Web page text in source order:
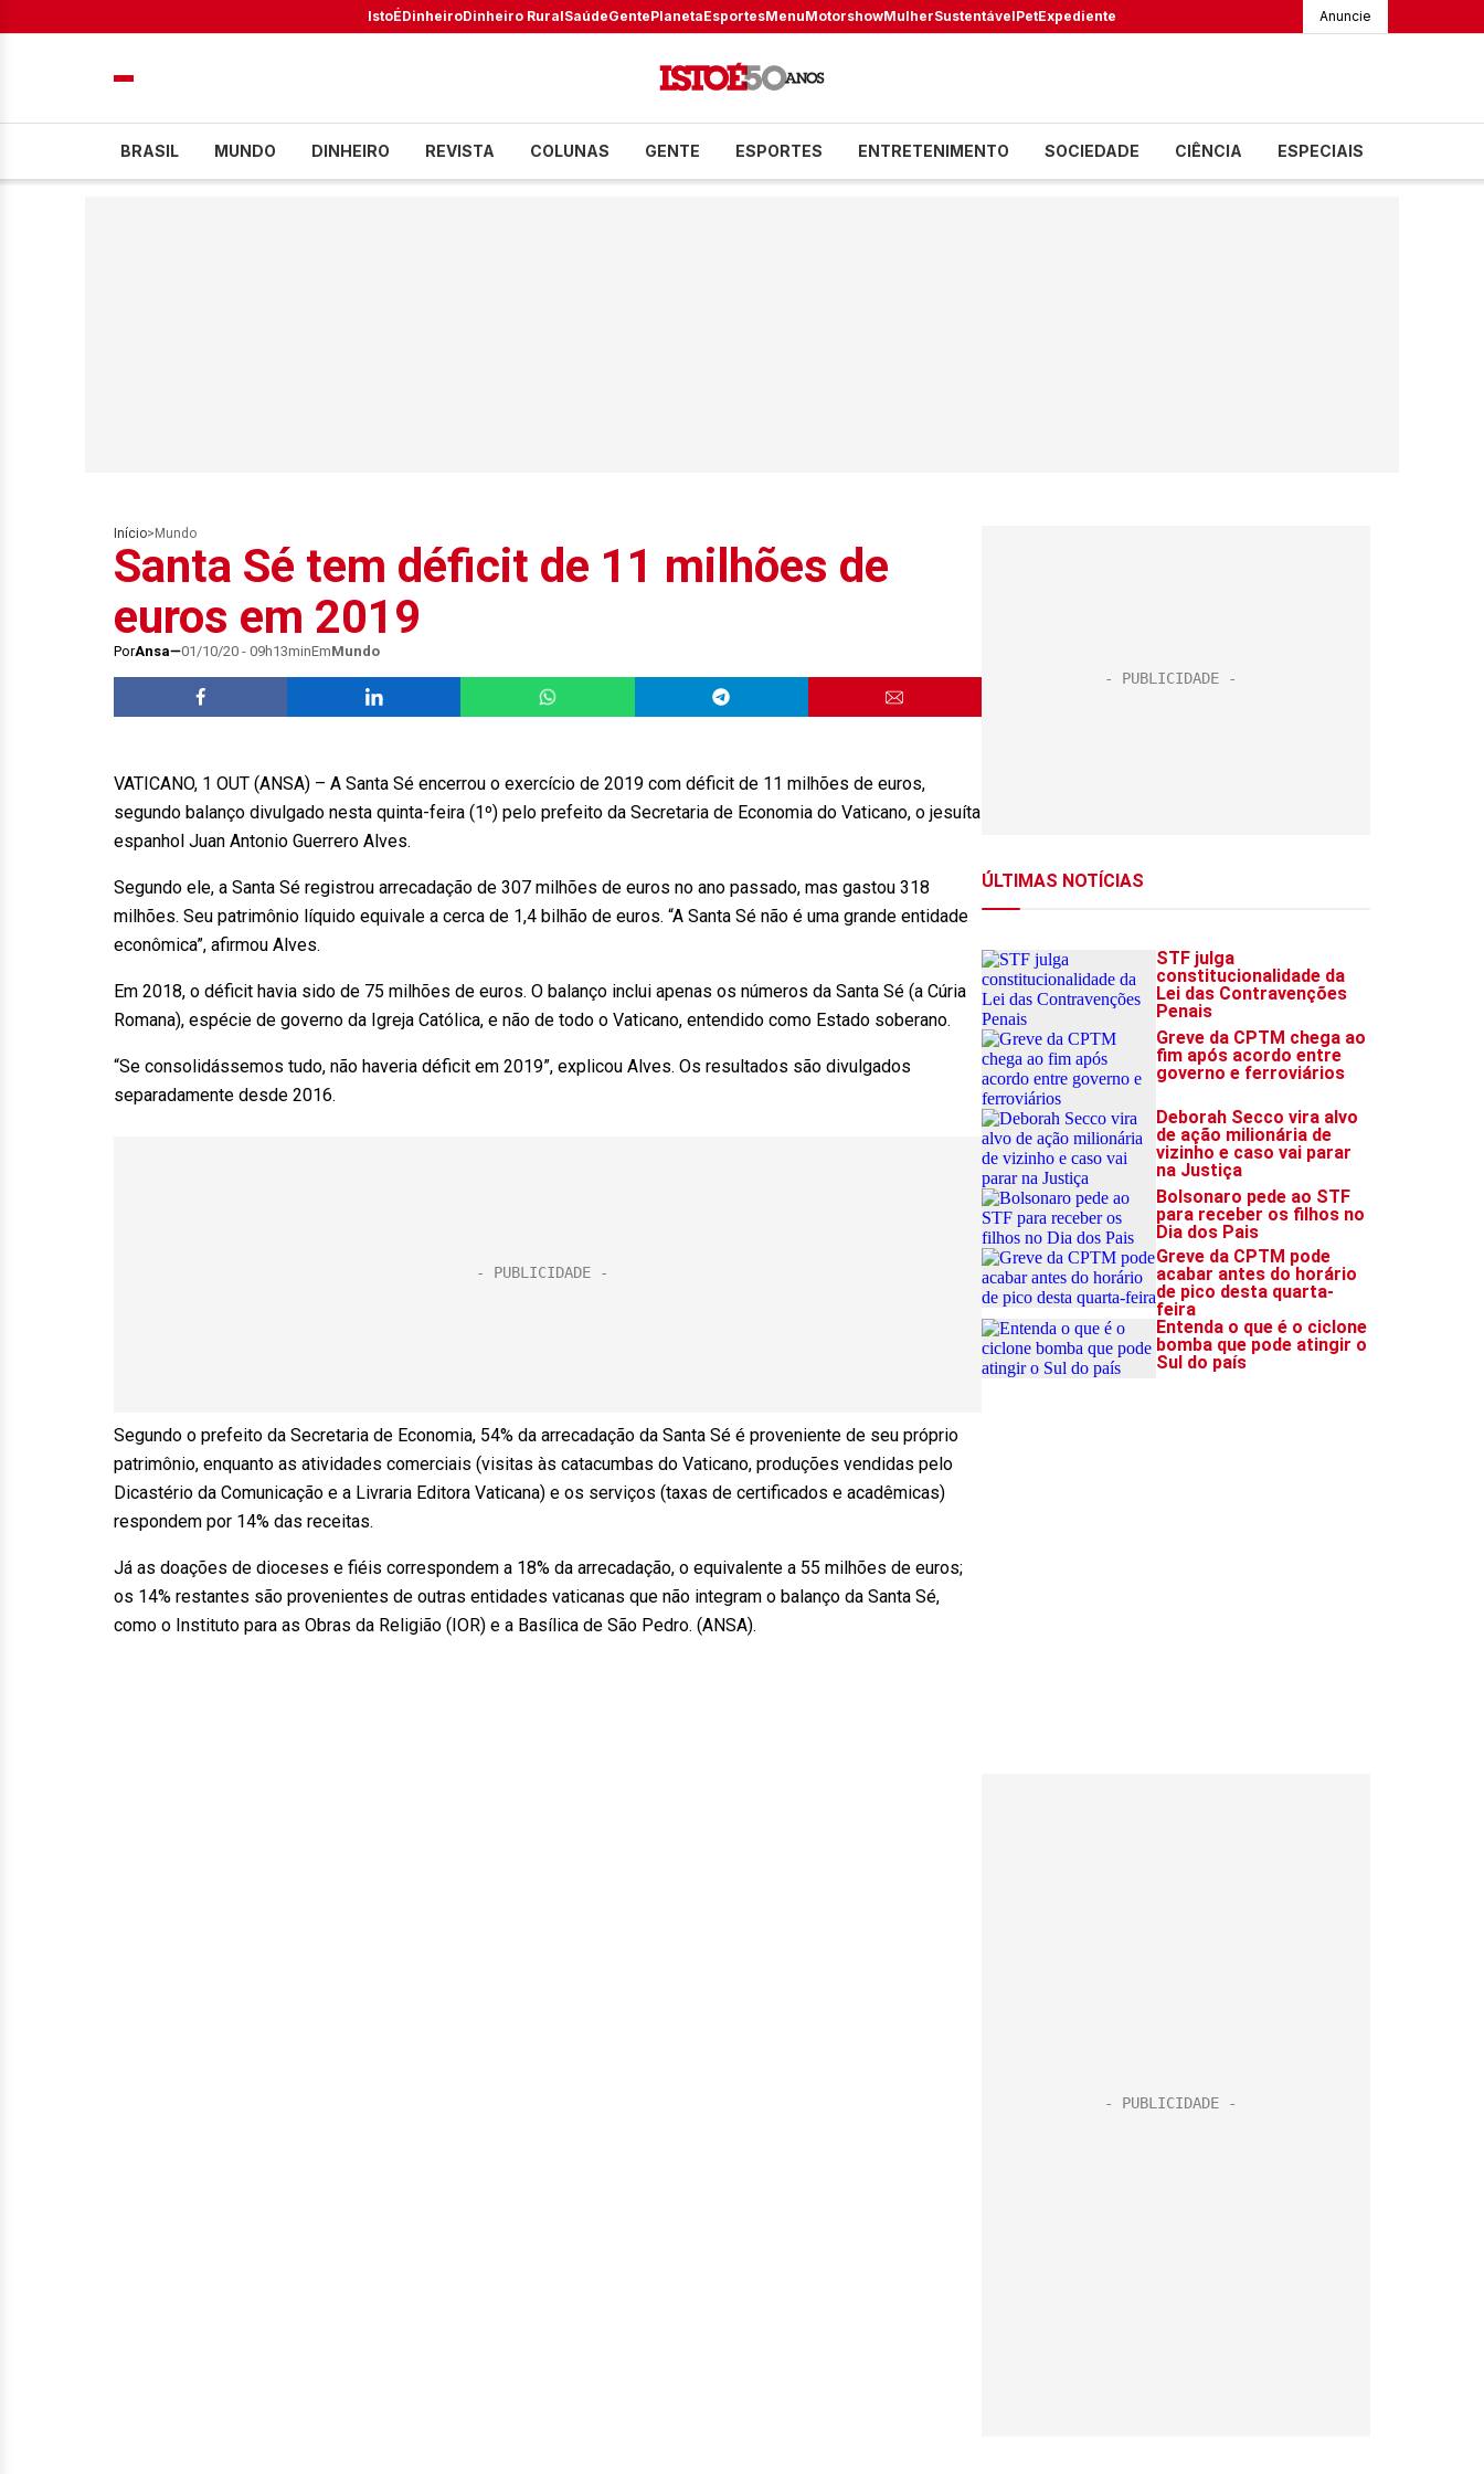
IstoÉDinheiroDinheiro RuralSaúdeGentePlanetaEsportesMenuMotorshowMulherSustentávelPetExpediente Anuncie
BRASIL MUNDO DINHEIRO REVISTA COLUNAS GENTE ESPORTES ENTRETENIMENTO SOCIEDADE CIÊNCIA ESPECIAIS
Início> Mundo
Santa Sé tem déficit de 11 milhões de
euros em 2019
PorAnsa 01/10/20 - 09h13minEmMundo
VATICANO, 1 OUT (ANSA) – A Santa Sé encerrou o exercício de 2019 com déficit de 11 milhões de euros,
segundo balanço divulgado nesta quinta-feira (1º) pelo prefeito da Secretaria de Economia do Vaticano, o jesuíta
espanhol Juan Antonio Guerrero Alves.
Segundo ele, a Santa Sé registrou arrecadação de 307 milhões de euros no ano passado, mas gastou 318
milhões. Seu patrimônio líquido equivale a cerca de 1,4 bilhão de euros. “A Santa Sé não é uma grande entidade
econômica”, afirmou Alves.
Em 2018, o déficit havia sido de 75 milhões de euros. O balanço inclui apenas os números da Santa Sé (a Cúria
Romana), espécie de governo da Igreja Católica, e não de todo o Vaticano, entendido como Estado soberano.
“Se consolidássemos tudo, não haveria déficit em 2019”, explicou Alves. Os resultados são divulgados
separadamente desde 2016.
Segundo o prefeito da Secretaria de Economia, 54% da arrecadação da Santa Sé é proveniente de seu próprio
patrimônio, enquanto as atividades comerciais (visitas às catacumbas do Vaticano, produções vendidas pelo
Dicastério da Comunicação e a Livraria Editora Vaticana) e os serviços (taxas de certificados e acadêmicas)
respondem por 14% das receitas.
Já as doações de dioceses e fiéis correspondem a 18% da arrecadação, o equivalente a 55 milhões de euros;
os 14% restantes são provenientes de outras entidades vaticanas que não integram o balanço da Santa Sé,
como o Instituto para as Obras da Religião (IOR) e a Basílica de São Pedro. (ANSA).